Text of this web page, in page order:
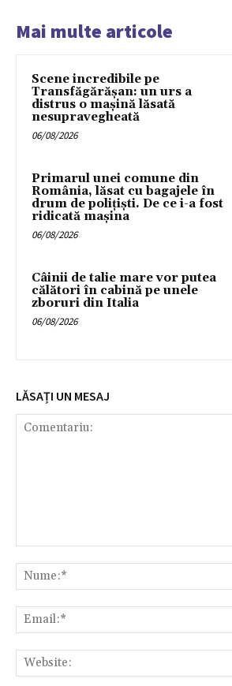
Mai multe articole
Scene incredibile pe
Transfăgărășan: un urs a
distrus o mașină lăsată
nesupravegheată
06/08/2026
Primarul unei comune din
România, lăsat cu bagajele în
drum de poliţişti. De ce i-a fost
ridicată maşina
06/08/2026
Câinii de talie mare vor putea
călători în cabină pe unele
zboruri din Italia
06/08/2026
LĂSAȚI UN MESAJ